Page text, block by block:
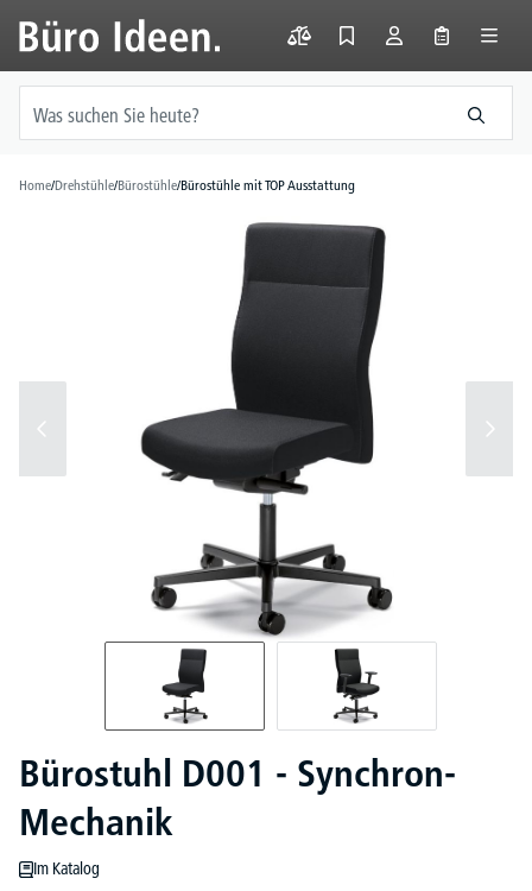
springen
Home/Drehstühle/Bürostühle/Bürostühle mit TOP Ausstattung
Bürostuhl D001 - Synchron-
Mechanik
Im Katalog